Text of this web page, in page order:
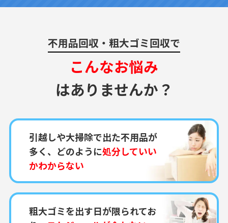
不用品回収・粗大ゴミ回収で
こんなお悩み
はありませんか？
引越しや大掃除で出た不用品が
多く、どのように処分していい
かわからない
粗大ゴミを出す日が限られてお